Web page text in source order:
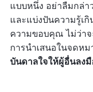
แบบหนึ่ง อย่าลืมกล่
และแบ่งปันความรู้เ
ความขอบคุณ ไม่ว่าจ
การนำเสนอในจดห
บันดาลใจให้ผู้อื่นลง